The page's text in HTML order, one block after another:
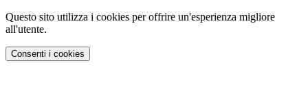
Questo sito utilizza i cookies per offrire un'esperienza migliore
all'utente.
Consenti i cookies